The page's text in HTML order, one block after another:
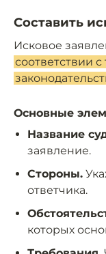
Составить
Исковое
соответствии
Основные
Название
заявление.
Стороны.
ответчика.
которых